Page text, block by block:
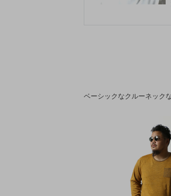
ベーシックなクルーネック